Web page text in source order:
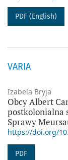
PDF (English)
VARIA
Izabela Bryja
Obcy Albert
postkolonialna
Sprawy
https://doi.org/
PDF